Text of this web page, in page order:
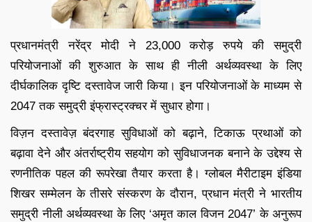
प्रधानमंत्री नरेंद्र मोदी ने 23,000 करोड़ रुपये की समुद्री
परियोजनाओं की शुरुआत के साथ ही नीली अर्थव्यवस्था के लिए
दीर्घकालिक दृष्टि दस्तावेज जारी किया। इन परियोजनाओं के माध्यम से
2047 तक समुद्री इंफ्रास्ट्रक्चर में सुधार होगा।
विज़न दस्तावेज़ बंदरगाह सुविधाओं को बढ़ाने, टिकाऊ प्रथाओं को
बढ़ावा देने और अंतर्राष्ट्रीय सहयोग को सुविधाजनक बनाने के उद्देश्य से
रणनीतिक पहल की रूपरेखा तैयार करता है। ग्लोबल मैरीटाइम इंडिया
शिखर सम्मेलन के तीसरे संस्करण के दौरान, प्रधान मंत्री ने भारतीय
समुद्री नीली अर्थव्यवस्था के लिए ‘अमृत काल विजन 2047’ के अनुरूप